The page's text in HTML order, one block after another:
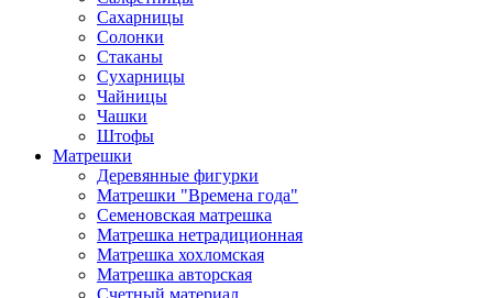
Сахарницы
Солонки
Стаканы
Сухарницы
Чайницы
Чашки
Штофы
Матрешки
Деревянные фигурки
Матрешки "Времена года"
Семеновская матрешка
Матрешка нетрадиционная
Матрешка хохломская
Матрешка авторская
Счетный материал